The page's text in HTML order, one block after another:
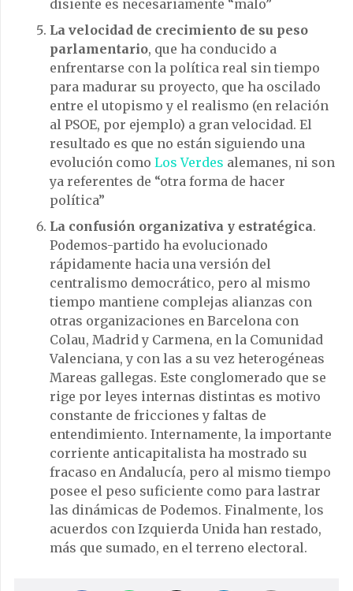
disiente es necesariamente “malo”
La velocidad de crecimiento de su peso
parlamentario, que ha conducido a
enfrentarse con la política real sin tiempo
para madurar su proyecto, que ha oscilado
entre el utopismo y el realismo (en relación
al PSOE, por ejemplo) a gran velocidad. El
resultado es que no están siguiendo una
evolución como Los Verdes alemanes, ni son
ya referentes de “otra forma de hacer
política”
La confusión organizativa y estratégica.
Podemos-partido ha evolucionado
rápidamente hacia una versión del
centralismo democrático, pero al mismo
tiempo mantiene complejas alianzas con
otras organizaciones en Barcelona con
Colau, Madrid y Carmena, en la Comunidad
Valenciana, y con las a su vez heterogéneas
Mareas gallegas. Este conglomerado que se
rige por leyes internas distintas es motivo
constante de fricciones y faltas de
entendimiento. Internamente, la importante
corriente anticapitalista ha mostrado su
fracaso en Andalucía, pero al mismo tiempo
posee el peso suficiente como para lastrar
las dinámicas de Podemos. Finalmente, los
acuerdos con Izquierda Unida han restado,
más que sumado, en el terreno electoral.